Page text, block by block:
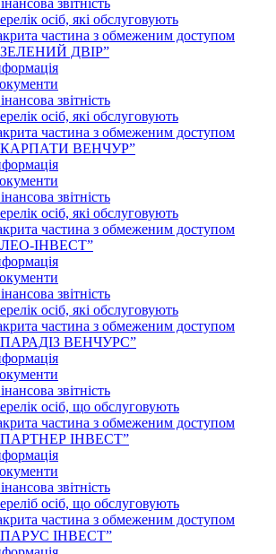
звітність
осіб, які обслуговують
частина з обмеженим доступом
ДВІР”
звітність
осіб, які обслуговують
частина з обмеженим доступом
ВЕНЧУР”
звітність
осіб, які обслуговують
частина з обмеженим доступом
ІНВЕСТ”
звітність
осіб, які обслуговують
частина з обмеженим доступом
ВЕНЧУРС”
звітність
осіб, що обслуговують
частина з обмеженим доступом
ІНВЕСТ”
звітність
осіб, що обслуговують
частина з обмеженим доступом
ІНВЕСТ”